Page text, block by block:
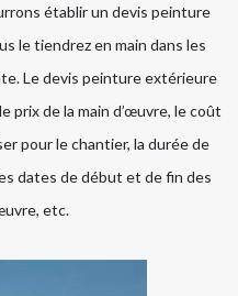
établir un devis peinture
le tiendrez en main dans les
Le devis peinture extérieure
prix de la main d’œuvre, le coût
pour le chantier, la durée de
dates de début et de fin des
etc.